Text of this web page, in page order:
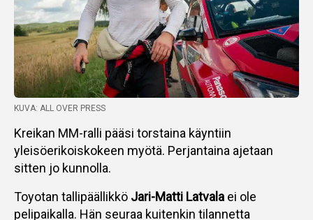
KUVA: ALL OVER PRESS
Kreikan MM-ralli pääsi torstaina käyntiin
yleisöerikoiskokeen myötä. Perjantaina ajetaan
sitten jo kunnolla.
Toyotan tallipäällikkö Jari-Matti Latvala ei ole
pelipaikalla. Hän seuraa kuitenkin tilannetta